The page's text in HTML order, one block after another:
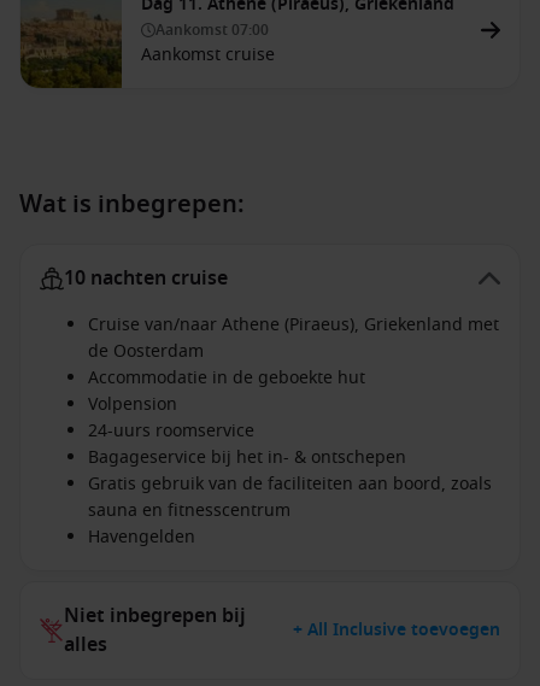
Aankomst 07:00
Aankomst cruise
Wat is inbegrepen:
10 nachten cruise
Cruise van/naar Athene (Piraeus), Griekenland met
de Oosterdam
Accommodatie in de geboekte hut
Volpension
24-uurs roomservice
Bagageservice bij het in- & ontschepen
Gratis gebruik van de faciliteiten aan boord, zoals
sauna en fitnesscentrum
Havengelden
Niet inbegrepen bij
alles
+ All Inclusive toevoegen